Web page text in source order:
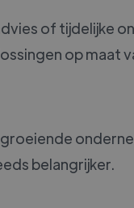
of tijdelijke
op maat
belangrijker.